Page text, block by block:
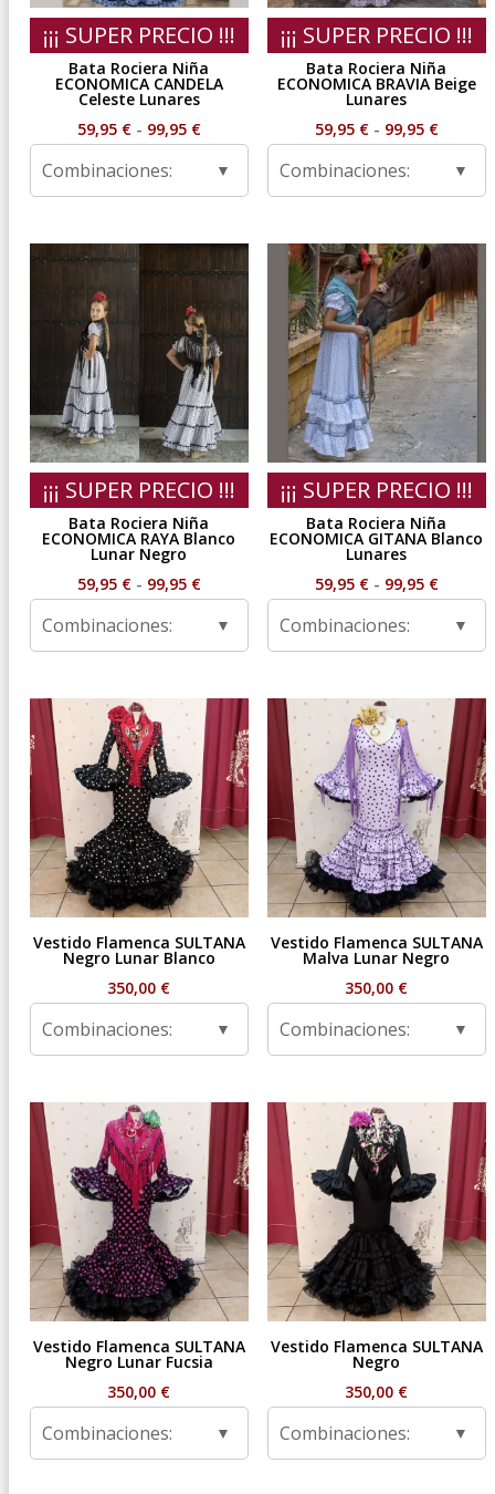
¡¡¡ SUPER PRECIO !!!
Bata Rociera Niña
ECONOMICA CANDELA
Celeste Lunares
59,95 € - 99,95 €Rango
59,95 €
hasta
99,95 €
Combinaciones:
¡¡¡ SUPER PRECIO !!!
Bata Rociera Niña
ECONOMICA BRAVIA Beige
Lunares
59,95 € - 99,95 €Rango
59,95 €
99,95 €
Combinaciones:
¡¡¡ SUPER PRECIO !!!
Bata Rociera Niña
ECONOMICA RAYA Blanco
Lunar Negro
59,95 € - 99,95 €Rango
59,95 €
hasta
99,95 €
Combinaciones:
¡¡¡ SUPER PRECIO !!!
Bata Rociera Niña
ECONOMICA GITANA Blanco
Lunares
59,95 € - 99,95 €Rango
59,95 €
hasta
99,95 €
Combinaciones:
Vestido Flamenca SULTANA
Negro Lunar Blanco
350,00 €
Combinaciones:
Vestido Flamenca SULTANA
Malva Lunar Negro
350,00 €
Combinaciones:
Vestido Flamenca SULTANA
Negro Lunar Fucsia
350,00 €
Combinaciones:
Vestido Flamenca SULTANA
Negro
350,00 €
Combinaciones: